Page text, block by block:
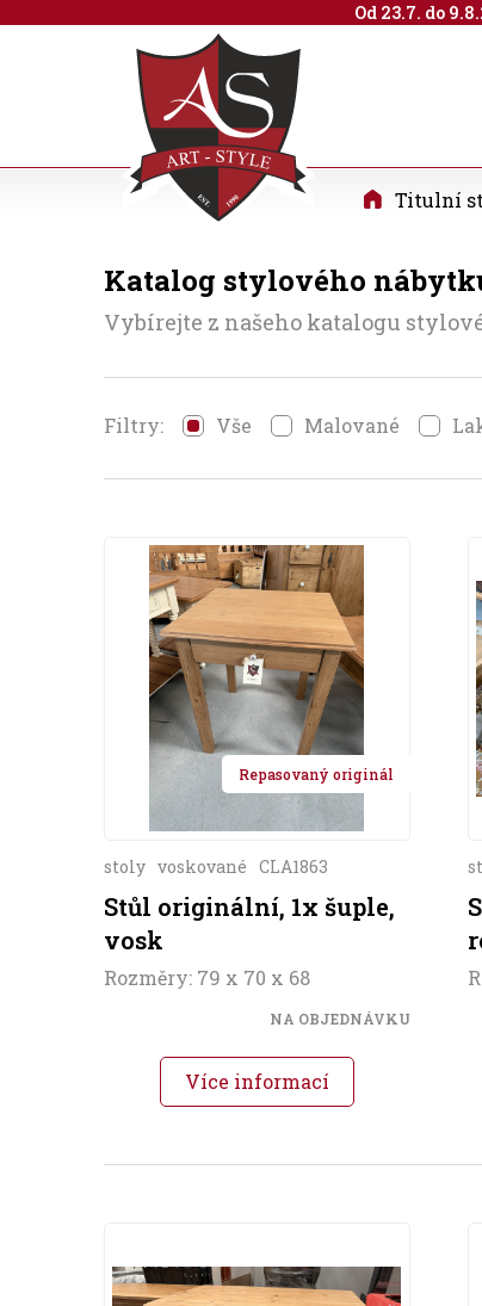
Katalog stylového
Vybírejte z našeho katalogu
Titulní
Filtry: Vše Malované
Repasovaný originál
stoly voskované CLA1863
Stůl originální, 1x šuple,
vosk
Rozměry: 79 x 70 x 68
NA OBJEDNÁVKU
Více informací
Od 23.7. do